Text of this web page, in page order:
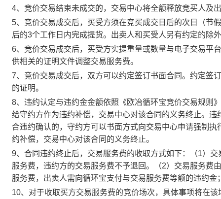
4、竞价交易结束未成交的，交易中心将全额释放竞买人及
5、竞价交易成交后，买受方须在竞买成交日后的次日（节
后的3个工作日内完成提货。出卖人和买受人另有约定的除
6、竞价交易成交后，买受方实提重量或数量与电子交易平
供相关的证明文件调整交易服务费。
7、竞价交易成交后，双方可以约定签订书面合同。约定签
的证明。
8、违约认定与违约金金额依照《欧冶循环宝竞价交易规则
给守约方作为违约补偿，交易中心对该合同的义务终止。
合违约确认的，守约方可以书面方式向交易中心申请强制
约补偿，交易中心对该合同的义务终止。
9、合同违约终止后，交易服务费的收取方式如下：（1）
服务费，违约方的交易服务费不予退回。（2）交易服务费
服务费，出卖人需向循环宝支付与交易服务费等额的违约
10、对于收取买方交易服务费的竞价场次，具体事项将在